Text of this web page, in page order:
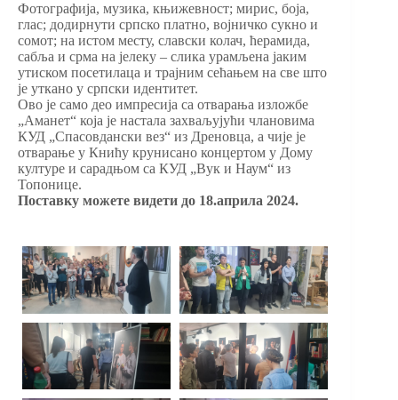
Фотографија, музика, књижевност; мирис, боја,
глас; додирнути српско платно, војничко сукно и
сомот; на истом месту, славски колач, ћерамида,
сабља и срма на јелеку – слика урамљена јаким
утиском посетилаца и трајним сећањем на све што
је уткано у српски идентитет.
Ово је само део импресија са отварања изложбе
„Аманет“ која је настала захваљујући члановима
КУД „Спасовдански вез“ из Дреновца, а чије је
отварање у Книћу крунисано концертом у Дому
културе и сарадњом са КУД „Вук и Наум“ из
Топонице.
Поставку можете видети до 18.априла 2024.